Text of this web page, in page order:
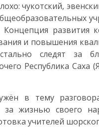
чукотский,
развития
и повышения
следят за
Республика Саха
в тему
жизнью своего
учителей